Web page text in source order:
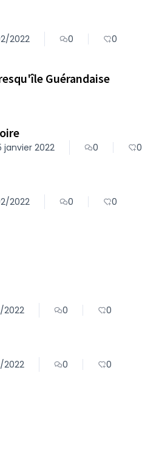
2022 0 0
Guérandaise
2022 0 0
2022 0 0
2022 0 0
2022 0 0